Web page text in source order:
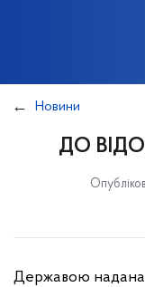
Новини
ДО
Державою надана